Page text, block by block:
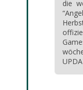
die